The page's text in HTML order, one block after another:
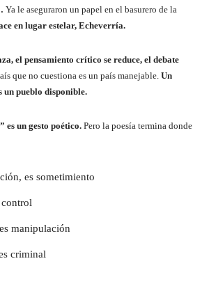
Ya le aseguraron un papel en el basurero de la
en lugar estelar, Echeverría.
el pensamiento crítico se reduce, el debate
que no cuestiona es un país manejable.Un
un pueblo disponible.
un gesto poético. Pero la poesía termina donde
es sometimiento
control
manipulación
criminal